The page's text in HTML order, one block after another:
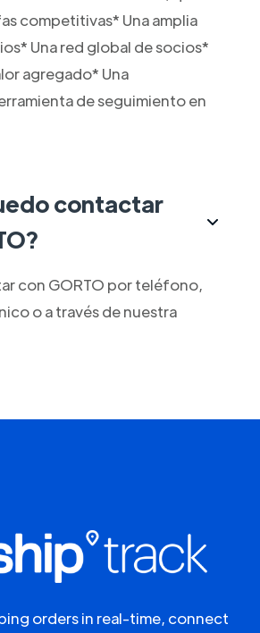
competitivas* Una amplia
Una red global de socios*
agregado* Una
de seguimiento en
contactar
con GORTO por teléfono,
o a través de nuestra
orders in real-time, connect